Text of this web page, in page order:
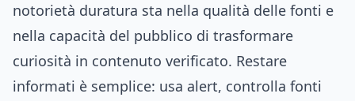
notorietà duratura sta nella qualità delle fonti e
nella capacità del pubblico di trasformare
curiosità in contenuto verificato. Restare
informati è semplice: usa alert, controlla fonti